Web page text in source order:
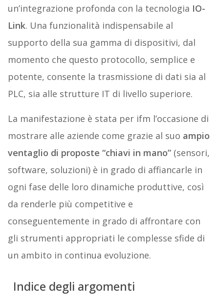
un’integrazione profonda con la tecnologia IO-
Link. Una funzionalità indispensabile al
supporto della sua gamma di dispositivi, dal
momento che questo protocollo, semplice e
potente, consente la trasmissione di dati sia al
PLC, sia alle strutture IT di livello superiore.
La manifestazione è stata per ifm l’occasione di
mostrare alle aziende come grazie al suo ampio
ventaglio di proposte “chiavi in mano”(sensori,
software, soluzioni) è in grado di affiancarle in
ogni fase delle loro dinamiche produttive, così
da renderle più competitive e
conseguentemente in grado di affrontare con
gli strumenti appropriati le complesse sfide di
un ambito in continua evoluzione.
Indice degli argomenti